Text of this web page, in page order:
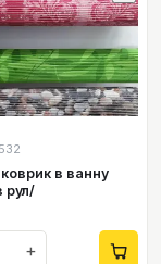
в ванну
рул/
+